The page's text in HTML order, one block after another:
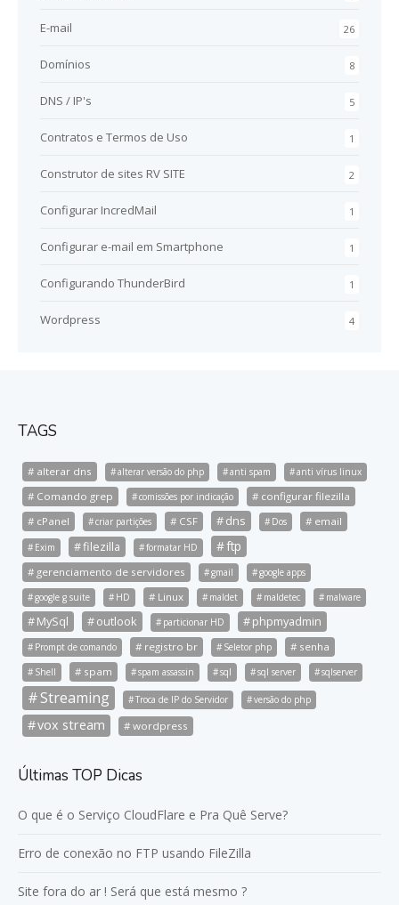
26
E-mail
8
Domínios
5
DNS / IP's
1
Contratos e Termos de Uso
2
Construtor de sites RV SITE
1
Configurar IncredMail
1
Configurar e-mail em Smartphone
1
Configurando ThunderBird
4
Wordpress
TAGS
alterar dns alterar versão do php anti spam anti vírus linux
Comando grep comissões por indicação
configurar filezilla
cPanel
criar partições CSF dns Dos email
Exim filezilla formatar HD ftp
gerenciamento de servidores gmail
google apps
google g suite
HD Linux maldet maldetec malware
MySql outlook particionar HD phpmyadmin
Prompt de comando registro br Seletor php senha
Shell spam spam assassin sql sql server sqlserver
Streaming Troca de IP do Servidor versão do php
vox stream wordpress
Últimas TOP Dicas
O que é o Serviço CloudFlare e Pra Quê Serve?
Erro de conexão no FTP usando FileZilla
Site fora do ar ! Será que está mesmo ?